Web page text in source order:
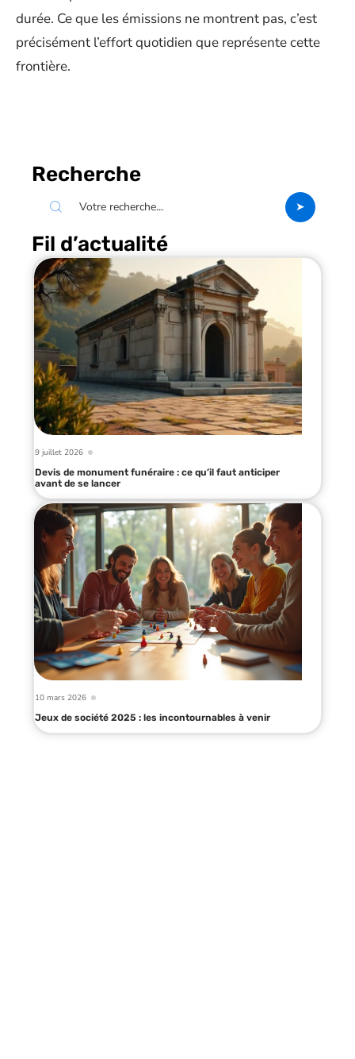
durée. Ce que les émissions ne montrent pas, c’est
précisément l’effort quotidien que représente cette
frontière.
Recherche
Fil d’actualité
9 juillet 2026
Devis de monument funéraire : ce qu’il faut anticiper
avant de se lancer
10 mars 2026
Jeux de société 2025 : les incontournables à venir